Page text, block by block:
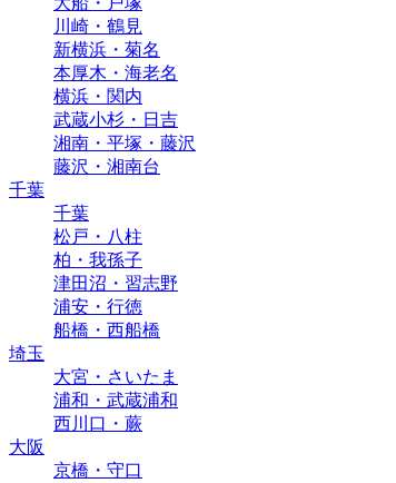
川崎・鶴見
新横浜・菊名
本厚木・海老名
横浜・関内
武蔵小杉・日吉
湘南・平塚・藤沢
藤沢・湘南台
千葉
千葉
松戸・八柱
柏・我孫子
津田沼・習志野
浦安・行徳
船橋・西船橋
埼玉
大宮・さいたま
浦和・武蔵浦和
西川口・蕨
大阪
京橋・守口